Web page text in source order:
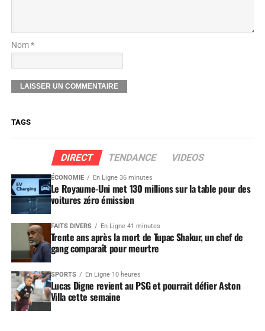
Nom *
TAGS
DIRECT TENDANCE VIDEOS
ÉCONOMIE En Ligne 36 minutes
Le Royaume-Uni met 130 millions sur la table pour des
voitures zéro émission
FAITS DIVERS En Ligne 41 minutes
Trente ans après la mort de Tupac Shakur, un chef de
gang comparaît pour meurtre
SPORTS En Ligne 10 heures
Lucas Digne revient au PSG et pourrait défier Aston
Villa cette semaine